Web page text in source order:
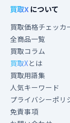
買取Xについて
買取価格チェッカ
全商品一覧
買取コラム
買取Xとは
買取用語集
人気キーワード
プライバシーポリ
免責事項